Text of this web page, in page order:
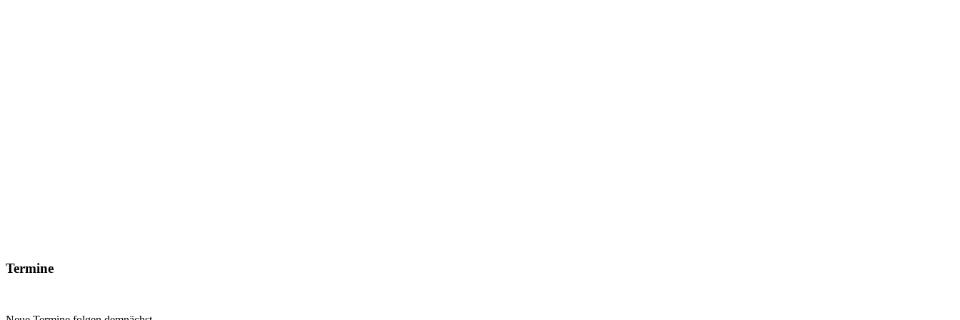
Termine